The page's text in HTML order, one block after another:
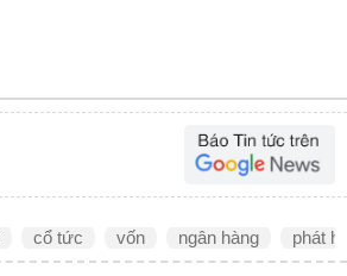
cổ tức vốn ngân hàng phát